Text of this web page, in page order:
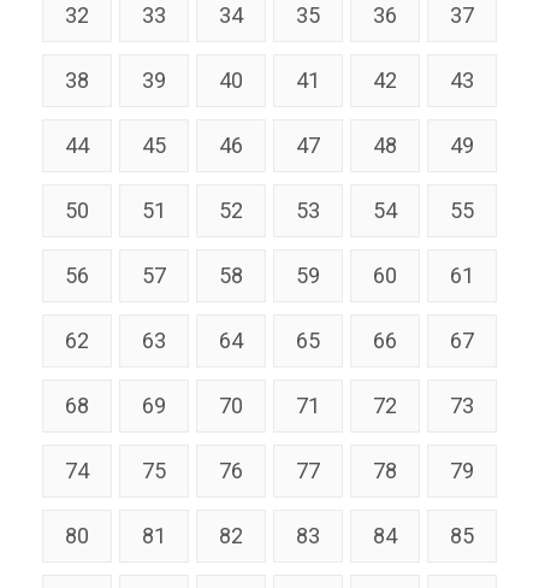
32 33 34 35 36 37
38 39 40 41 42 43
44 45 46 47 48 49
50 51 52 53 54 55
56 57 58 59 60 61
62 63 64 65 66 67
68 69 70 71 72 73
74 75 76 77 78 79
80 81 82 83 84 85